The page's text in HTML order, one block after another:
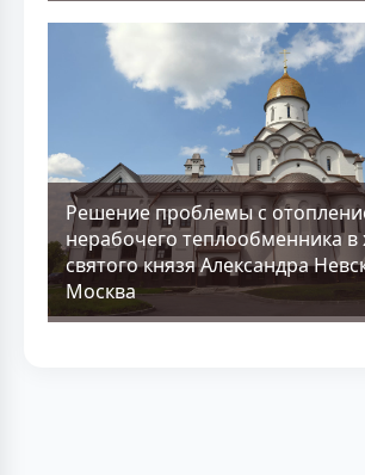
Решение проблемы с
нерабочего теплообменника в
святого князя Александра
Москва